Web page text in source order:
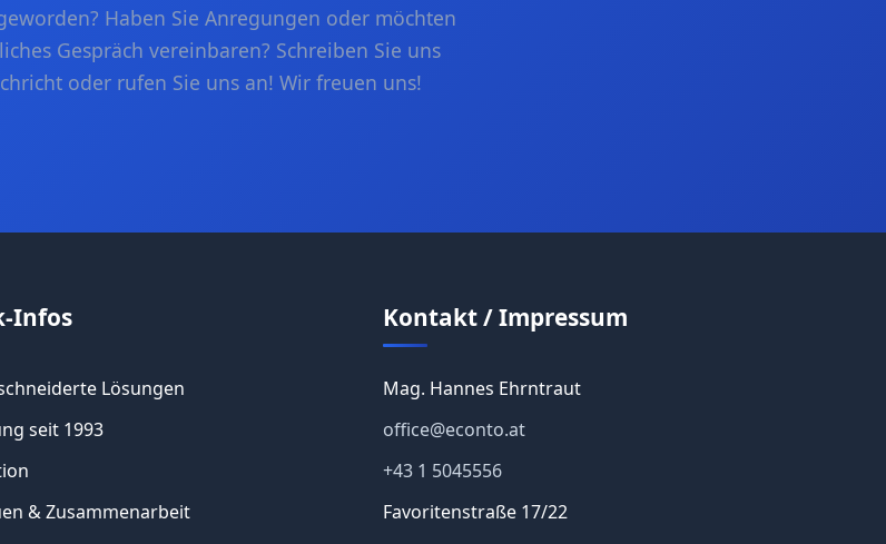
Haben Sie Anregungen oder möchten
Gespräch vereinbaren? Schreiben Sie uns
oder rufen Sie uns an! Wir freuen uns!
Infos
Lösungen
seit 1993
& Zusammenarbeit
Kontakt / Impressum
Mag. Hannes Ehrntraut
office@econto.at
+43 1 5045556
Favoritenstraße 17/22